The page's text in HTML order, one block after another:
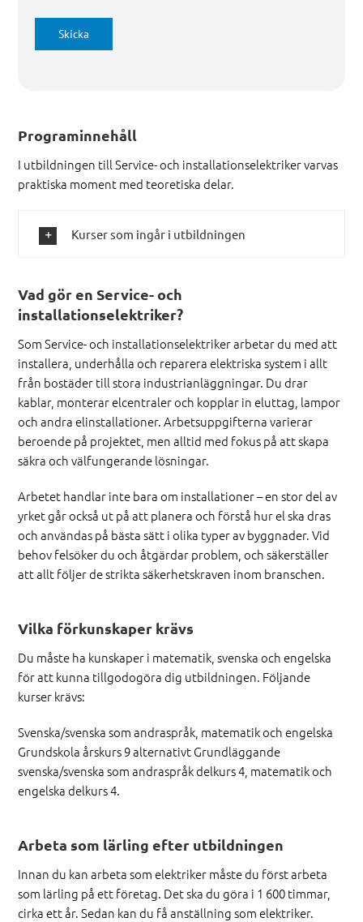
Skicka
Programinnehåll
I utbildningen till Service- och installationselektriker varvas
praktiska moment med teoretiska delar.
Kurser som ingår i utbildningen
Vad gör en Service- och
installationselektriker?
Som Service- och installationselektriker arbetar du med att
installera, underhålla och reparera elektriska system i allt
från bostäder till stora industrianläggningar. Du drar
kablar, monterar elcentraler och kopplar in eluttag, lampor
och andra elinstallationer. Arbetsuppgifterna varierar
beroende på projektet, men alltid med fokus på att skapa
säkra och välfungerande lösningar.
Arbetet handlar inte bara om installationer – en stor del av
yrket går också ut på att planera och förstå hur el ska dras
och användas på bästa sätt i olika typer av byggnader. Vid
behov felsöker du och åtgärdar problem, och säkerställer
att allt följer de strikta säkerhetskraven inom branschen.
Vilka förkunskaper krävs
Du måste ha kunskaper i matematik, svenska och engelska
för att kunna tillgodogöra dig utbildningen. Följande
kurser krävs:
Svenska/svenska som andraspråk, matematik och engelska
Grundskola årskurs 9 alternativt Grundläggande
svenska/svenska som andraspråk delkurs 4, matematik och
engelska delkurs 4.
Arbeta som lärling efter utbildningen
Innan du kan arbeta som elektriker måste du först arbeta
som lärling på ett företag. Det ska du göra i 1 600 timmar,
cirka ett år. Sedan kan du få anställning som elektriker.